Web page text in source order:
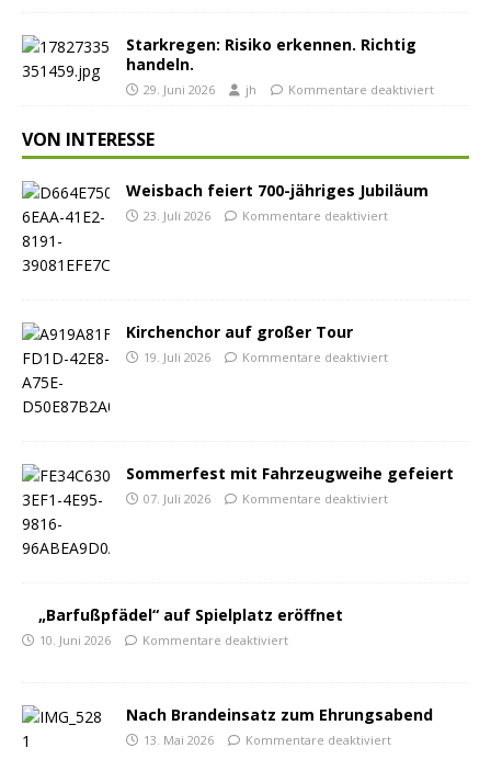
Starkregen: Risiko erkennen. Richtig
handeln.
29. Juni 2026 jh Kommentare deaktiviert
VON INTERESSE
Weisbach feiert 700-jähriges Jubiläum
23. Juli 2026 Kommentare deaktiviert
Kirchenchor auf großer Tour
19. Juli 2026 Kommentare deaktiviert
Sommerfest mit Fahrzeugweihe gefeiert
07. Juli 2026 Kommentare deaktiviert
„Barfußpfädel“ auf Spielplatz eröffnet
10. Juni 2026 Kommentare deaktiviert
Nach Brandeinsatz zum Ehrungsabend
13. Mai 2026 Kommentare deaktiviert